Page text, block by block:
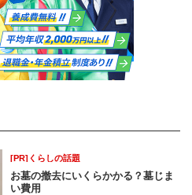
[PR]くらしの話題
お墓の撤去にいくらかかる？墓じま
い費用